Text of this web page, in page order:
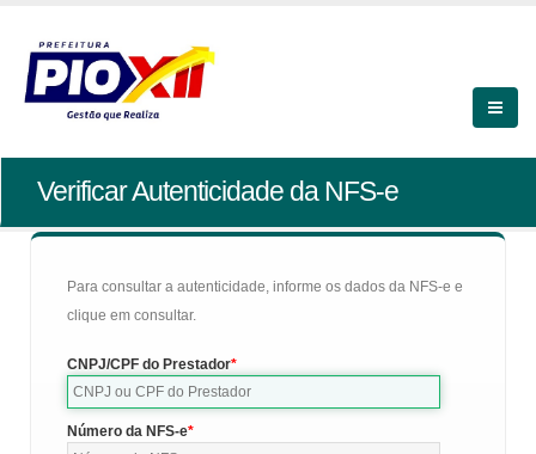
Verificar Autenticidade da NFS-e
Para consultar a autenticidade, informe os dados da NFS-e e
clique em consultar.
CNPJ/CPF do Prestador
Número da NFS-e